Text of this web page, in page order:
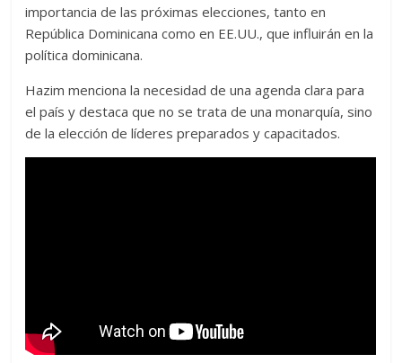
importancia de las próximas elecciones, tanto en
República Dominicana como en EE.UU., que influirán en la
política dominicana.
Hazim menciona la necesidad de una agenda clara para
el país y destaca que no se trata de una monarquía, sino
de la elección de líderes preparados y capacitados.